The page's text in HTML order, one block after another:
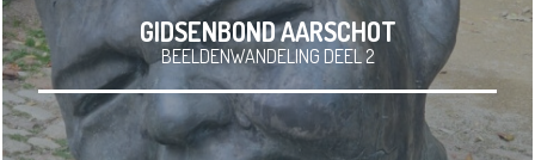
GIDSENBOND AARSCHOT
BEELDENWANDELING DEEL 2